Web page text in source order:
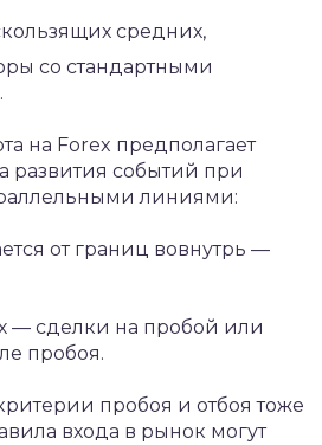
средних,
со стандартными
на Forex предполагает
развития событий при
линиями:
от границ вовнутрь —
— сделки на пробой или
пробоя.
пробоя и отбоя тоже
входа в рынок могут